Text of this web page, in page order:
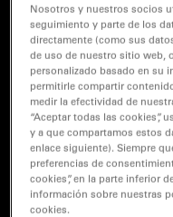
Nosotros y nuestros socios
seguimiento y parte de los
directamente (como sus
de uso de nuestro sitio web,
personalizado basado en su
permitirle compartir
medir la efectividad de
“Aceptar todas las cookies”,
y a que compartamos estos
enlace siguiente). Siempre
preferencias de
cookies”, en la parte inferior
información sobre nuestras
cookies.